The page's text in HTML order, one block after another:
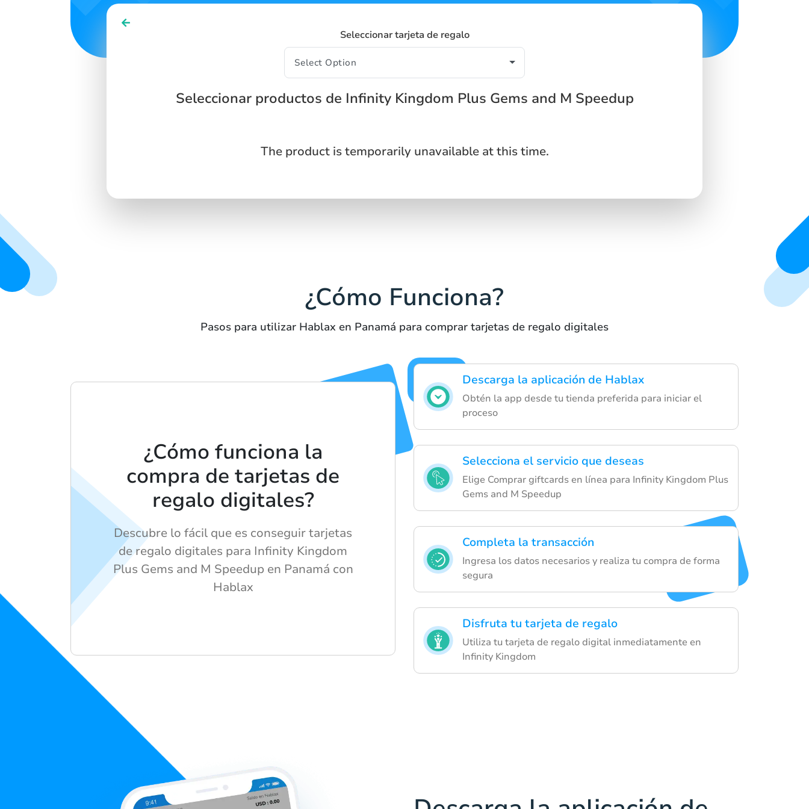
Seleccionar tarjeta de regalo
Seleccionar productos de Infinity Kingdom Plus Gems and M Speedup
The product is temporarily unavailable at this time.
¿Cómo Funciona?
Pasos para utilizar Hablax en Panamá para comprar tarjetas de regalo digitales
Descarga la aplicación de Hablax
Obtén la app desde tu tienda preferida para iniciar el
proceso
Selecciona el servicio que deseas
Elige Comprar giftcards en línea para Infinity Kingdom Plus
Gems and M Speedup
Completa la transacción
Ingresa los datos necesarios y realiza tu compra de forma
segura
Disfruta tu tarjeta de regalo
Utiliza tu tarjeta de regalo digital inmediatamente en
Infinity Kingdom
¿Cómo funciona la
compra de tarjetas de
regalo digitales?
Descubre lo fácil que es conseguir tarjetas
de regalo digitales para Infinity Kingdom
Plus Gems and M Speedup en Panamá con
Hablax